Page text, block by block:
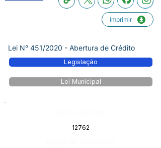
Imprimir
Lei N° 451/2020 - Abertura de Crédito
Legislação
Lei Municipal
12762